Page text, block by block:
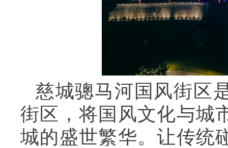
慈城骢马河国风街区
街区，将国风文化与城
城的盛世繁华。让传统